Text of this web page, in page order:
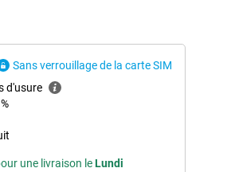
Sans verrouillage de la carte SIM
d'usure
une livraison leLundi